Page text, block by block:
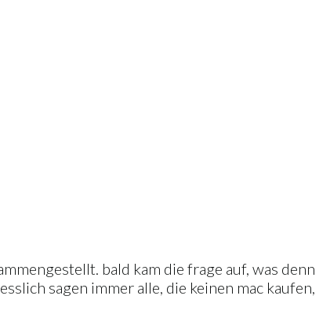
bald kam die frage auf, was denn
sagen immer alle, die keinen mac kaufen,